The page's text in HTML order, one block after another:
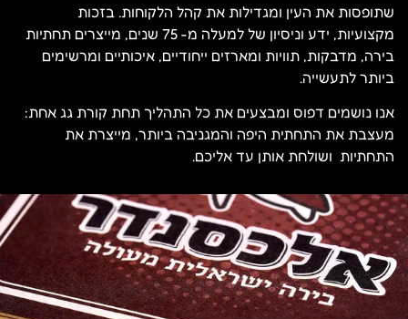
שתופסות את העין ומגדילות את קהל הלקוחות. בזכות
מקצועיות, ידע וניסיון של למעלה מ- 75 שנים, מייצרים תחתיות
בירה, מדבקות, תוויות ומארזים ייחודיים, איכותיים ומרשימים
ביותר לתעשייה.
אנו נושמים דפוס ומבצעים את כל התהליך תחת קורת גג אחת:
מעצבת את התחתית היפה והמגניבה ביותר, מייצרת את
התחתיות ושולחת אותן עד אליכם.